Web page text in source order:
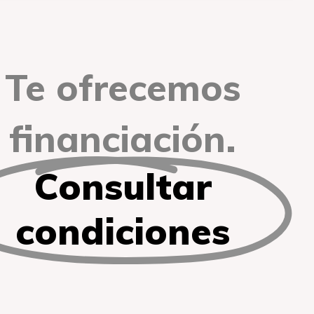
Te ofrecemos
financiación.
Consultar
condiciones